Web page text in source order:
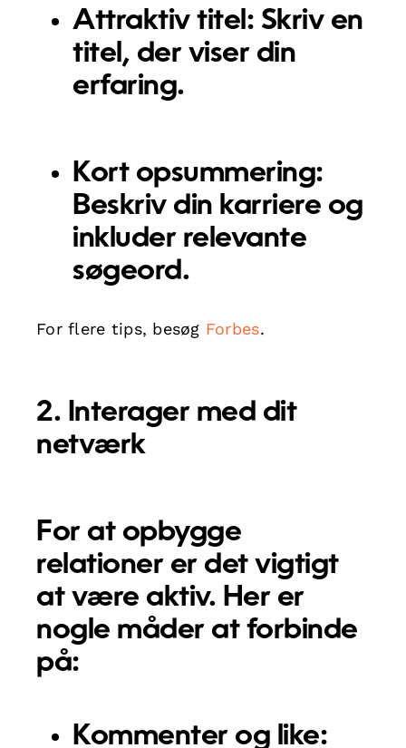
Attraktiv titel: Skriv en
titel, der viser din
erfaring.
Kort opsummering:
Beskriv din karriere og
inkluder relevante
søgeord.
For flere tips, besøg Forbes.
2. Interager med dit
netværk
For at opbygge
relationer er det vigtigt
at være aktiv. Her er
nogle måder at forbinde
på:
Kommenter og like: